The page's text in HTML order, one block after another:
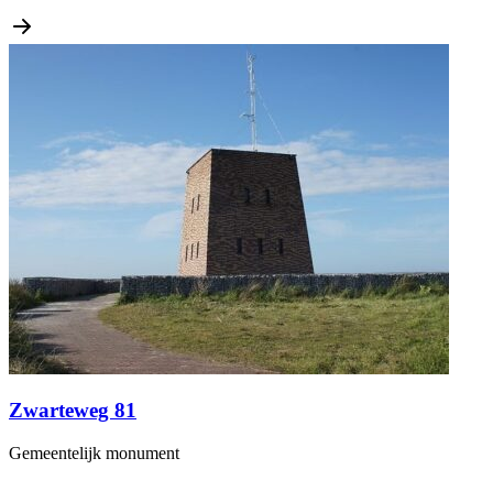
Zwarteweg 81
Gemeentelijk monument